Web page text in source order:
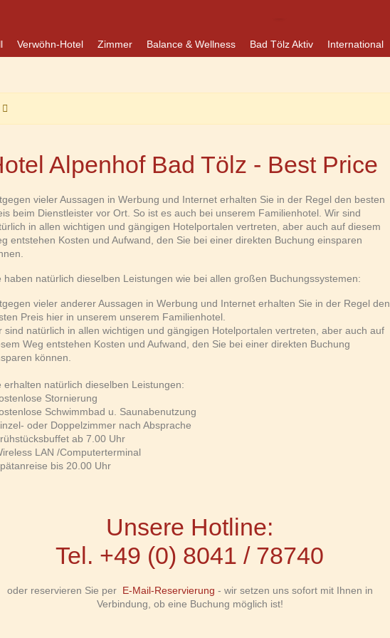
Verwöhn-Hotel Zimmer Balance & Wellness Bad Tölz Aktiv International
Alpenhof Bad Tölz - Best Price
vieler Aussagen in Werbung und Internet erhalten Sie in der Regel den besten
beim Dienstleister vor Ort. So ist es auch bei unserem Familienhotel. Wir sind
in allen wichtigen und gängigen Hotelportalen vertreten, aber auch auf diesem
entstehen Kosten und Aufwand, den Sie bei einer direkten Buchung einsparen
haben natürlich dieselben Leistungen wie bei allen großen Buchungssystemen:
vieler anderer Aussagen in Werbung und Internet erhalten Sie in der Regel den
Preis hier in unserem unserem Familienhotel.
sind natürlich in allen wichtigen und gängigen Hotelportalen vertreten, aber auch auf
Weg entstehen Kosten und Aufwand, den Sie bei einer direkten Buchung
können.
erhalten natürlich dieselben Leistungen:
Stornierung
Schwimmbad u. Saunabenutzung
oder Doppelzimmer nach Absprache
ab 7.00 Uhr
LAN /Computerterminal
bis 20.00 Uhr
Unsere Hotline:
Tel. +49 (0) 8041 / 78740
oder reservieren Sie per E-Mail-Reservierung - wir setzen uns sofort mit Ihnen in
Verbindung, ob eine Buchung möglich ist!